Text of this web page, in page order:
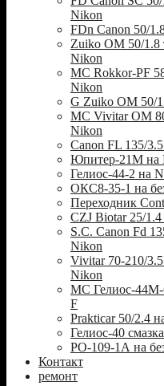
Nikon
FDn Canon 50/
Zuiko OM 50/1.8
Nikon
MC Rokkor-PF
Nikon
G Zuiko OM 50/
MC Vivitar OM
Nikon
Canon FL 135/
Юпитер-21М на
Гелиос-44-2 на
ОКС8-35-1 на
Переходник
CZJ Biotar 25/
S.C. Canon Fd
Nikon
Vivitar 70-210/
Nikon
МС Гелиос-44М-
F
Prakticar 50/2.4
Гелиос-40 смазка
РО-109-1А на
Контакт
ремонт